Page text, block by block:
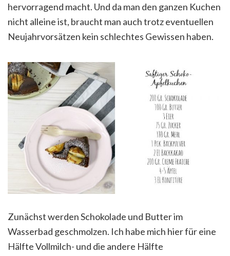
hervorragend macht. Und da man den ganzen Kuchen
nicht alleine ist, braucht man auch trotz eventuellen
Neujahrvorsätzen kein schlechtes Gewissen haben.
Zunächst werden Schokolade und Butter im
Wasserbad geschmolzen. Ich habe mich hier für eine
Hälfte Vollmilch- und die andere Hälfte